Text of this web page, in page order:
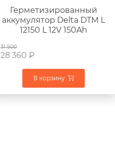
Герметизированный
аккумулятор Delta DTM L
12150 L 12V 150Ah
31 500
28 360 ₽
В корзину